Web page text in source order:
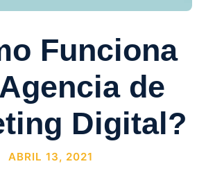
Funciona
de
Digital?
ABRIL 13, 2021